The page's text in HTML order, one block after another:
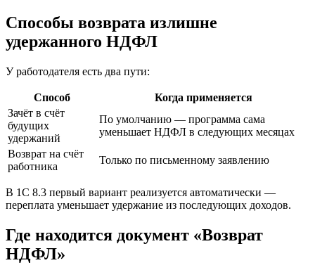
Способы возврата излишне
удержанного НДФЛ
У работодателя есть два пути:
Способ
Когда применяется
Зачёт в счёт
будущих
удержаний
По умолчанию — программа сама
уменьшает НДФЛ в следующих месяцах
Возврат на счёт
работника
Только по письменному заявлению
В 1С 8.3 первый вариант реализуется автоматически —
переплата уменьшает удержание из последующих доходов.
Где находится документ «Возврат
НДФЛ»